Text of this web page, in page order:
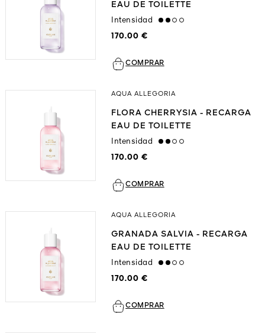
EAU DE TOILETTE
Intensidad
medium
170.00 €
COMPRAR
AQUA ALLEGORIA
FLORA CHERRYSIA - RECARGA
EAU DE TOILETTE
Intensidad
medium
170.00 €
COMPRAR
AQUA ALLEGORIA
GRANADA SALVIA - RECARGA
EAU DE TOILETTE
Intensidad
medium
170.00 €
COMPRAR